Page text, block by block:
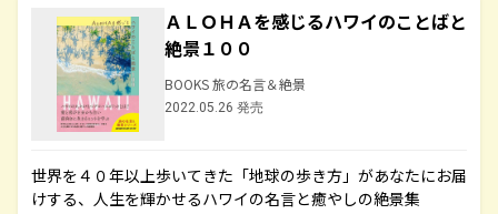
ＡＬＯＨＡを感じるハワイのことばと
絶景１００
BOOKS 旅の名言＆絶景
2022.05.26 発売
世界を４０年以上歩いてきた「地球の歩き方」があなたにお届
けする、人生を輝かせるハワイの名言と癒やしの絶景集